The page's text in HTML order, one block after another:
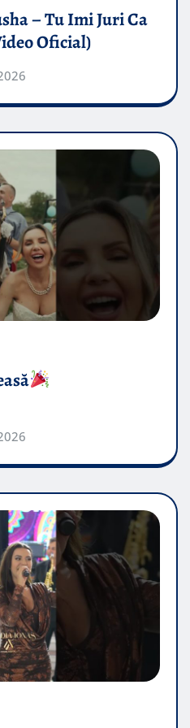
– Tu Imi Juri Ca
Oficial)